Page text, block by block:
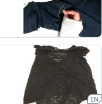
EN